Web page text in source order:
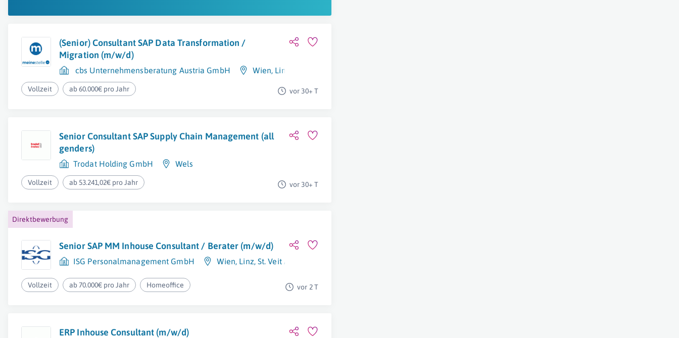
(Senior) Consultant SAP Data Transformation /
Migration (m/w/d)
cbs Unternehmensberatung Austria GmbH Wien, Linz
Vollzeit ab 60.000€ pro Jahr vor 30+ T
Senior Consultant SAP Supply Chain Management (all
genders)
Trodat Holding GmbH Wels
Vollzeit ab 53.241,02€ pro Jahr vor 30+ T
Direktbewerbung
Senior SAP MM Inhouse Consultant / Berater (m/w/d)
ISG Personalmanagement GmbH Wien, Linz, St. Veit An Der Glan
Vollzeit ab 70.000€ pro Jahr Homeoffice vor 2 T
ERP Inhouse Consultant (m/w/d)